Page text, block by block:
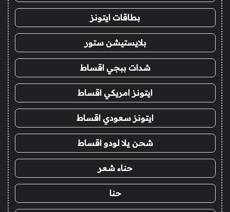
بطاقات ايتونز
بلايستيشن ستور
شدات ببجي اقساط
ايتونز امريكي اقساط
ايتونز سعودي اقساط
شحن يلا لودو اقساط
حناء شعر
حنا